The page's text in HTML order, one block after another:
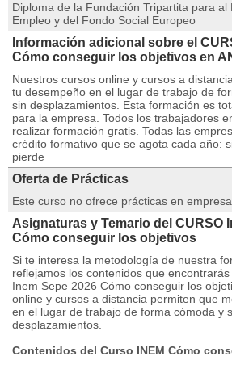
Diploma de la Fundación Tripartita para al
Empleo y del Fondo Social Europeo
Información adicional sobre el
Cómo conseguir los objetivos en
Nuestros cursos online y cursos a
tu desempeño en el lugar de trabajo de
sin desplazamientos. Esta formación es
para la empresa. Todos los trabajadores
realizar formación gratis. Todas las
crédito formativo que se agota cada año:
pierde
Oferta de Prácticas
Este curso no ofrece prácticas en
Asignaturas y Temario del CURSO
Cómo conseguir los objetivos
Si te interesa la metodología de nuestra
reflejamos los contenidos que
Inem Sepe 2026 Cómo conseguir los
online y cursos a distancia permiten que
en el lugar de trabajo de forma cómoda y
desplazamientos.
Contenidos del Curso INEM Cómo